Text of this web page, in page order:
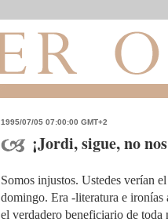
1995/07/05 07:00:00 GMT+2
¡Jordi, sigue, no
Somos injustos. Ustedes verían
domingo. Era -literatura e ironías
el verdadero beneficiario de toda